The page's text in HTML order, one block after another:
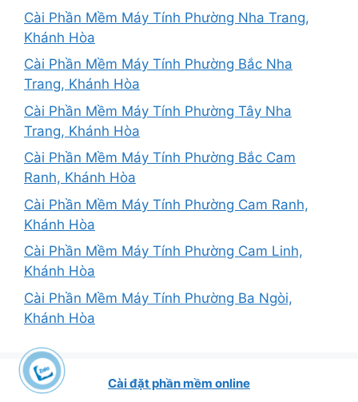
Cài Phần Mềm Máy Tính Phường Nha Trang,
Khánh Hòa
Cài Phần Mềm Máy Tính Phường Bắc Nha
Trang, Khánh Hòa
Cài Phần Mềm Máy Tính Phường Tây Nha
Trang, Khánh Hòa
Cài Phần Mềm Máy Tính Phường Bắc Cam
Ranh, Khánh Hòa
Cài Phần Mềm Máy Tính Phường Cam Ranh,
Khánh Hòa
Cài Phần Mềm Máy Tính Phường Cam Linh,
Khánh Hòa
Cài Phần Mềm Máy Tính Phường Ba Ngòi,
Khánh Hòa
Cài đặt phần mềm online